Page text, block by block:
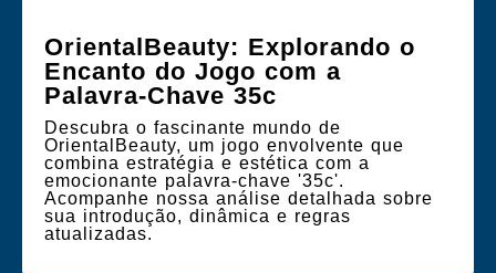
OrientalBeauty: Explorando o
Encanto do Jogo com a
Palavra-Chave 35c
Descubra o fascinante mundo de
OrientalBeauty, um jogo envolvente que
combina estratégia e estética com a
emocionante palavra-chave '35c'.
Acompanhe nossa análise detalhada sobre
sua introdução, dinâmica e regras
atualizadas.